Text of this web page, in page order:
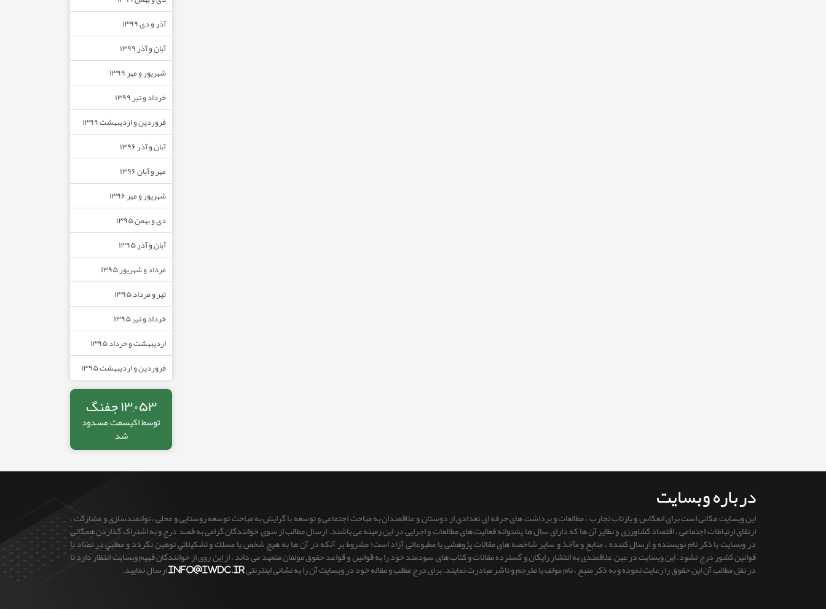
آذر و دی ۱۳۹۹
آبان و آذر ۱۳۹۹
شهریور و مهر ۱۳۹۹
خرداد و تیر ۱۳۹۹
فروردین و اردیبهشت ۱۳۹۹
آبان و آذر ۱۳۹۶
مهر و آبان ۱۳۹۶
شهریور و مهر ۱۳۹۶
دی و بهمن ۱۳۹۵
آبان و آذر ۱۳۹۵
مرداد و شهریور ۱۳۹۵
تیر و مرداد ۱۳۹۵
خرداد و تیر ۱۳۹۵
اردیبهشت و خرداد ۱۳۹۵
فروردین و اردیبهشت ۱۳۹۵
۱۳,۰۵۳ جفنگ
توسط اکیسمت مسدود
شد
درباره وبسایت
این وبسایت مکانی است برای انعکاس و بازتاب تجارب ، مطالعات و برداشت های حرفه ای تعدادی از دوستان و علاقمندان به مباحث اجتماعی و توسعه با گرایش به مباحث توسعه روستایی و محلی ، توانمندسازی و مشارکت ،
ارتقای ارتباطات اجتماعی ، اقتصاد کشاورزی و نظایر آن ها که دارای سال ها پشتوانه فعالیت های مطالعات و اجرایی در این زمینه می باشند. ارسال مطالب از سوی خوانندگان گرامی به قصد درج و به اشتراک گذاردن همگانی
در وبسایت با ذکر نام نویسنده و ارسال کننده ، منابع و مآخذ و سایر شاخصه های مقالات پژوهشی یا مطبوعاتی آزاد است؛ مشروط بر آنكه در آن ها به هيچ شخص يا مسلك و تشكيلاتي توهين نگردد و مطلبي در تضاد با
قوانين كشور درج نشود. این وبسایت در عین علاقمندی به انتشار رایگان و گسترده مقالات و کتاب های سودمند خود را به قوانین و قواعد حقوق مولفان متعهد می داند ، از این روی از خوانندگان فهیم وبسایت انتظار دارد تا
در نقل مطالب آن این حقوق را رعایت نموده و به ذکر منبع ، نام مولف یا مترجم و ناشر مبادرت نمایند. برای درج مطلب و مقاله خود در وبسایت آن را به نشانی اینترنتیinfo@iwdc.irارسال نمایید.